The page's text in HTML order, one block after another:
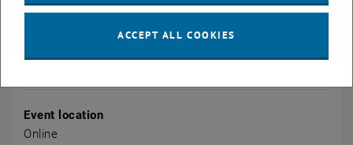
Event location
Online
ACCEPT ALL COOKIES